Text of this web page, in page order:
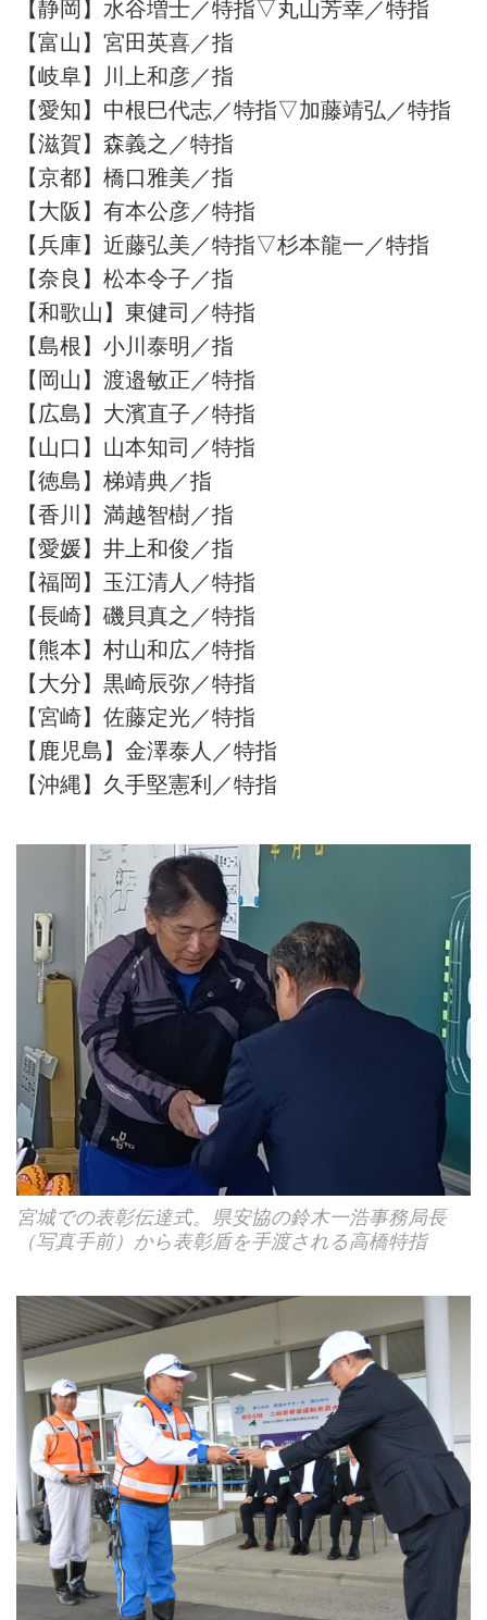
【静岡】水谷増士／特指▽丸山芳幸／特指
【富山】宮田英喜／指
【岐阜】川上和彦／指
【愛知】中根巳代志／特指▽加藤靖弘／特指
【滋賀】森義之／特指
【京都】橋口雅美／指
【大阪】有本公彦／特指
【兵庫】近藤弘美／特指▽杉本龍一／特指
【奈良】松本令子／指
【和歌山】東健司／特指
【島根】小川泰明／指
【岡山】渡邉敏正／特指
【広島】大濱直子／特指
【山口】山本知司／特指
【徳島】梯靖典／指
【香川】満越智樹／指
【愛媛】井上和俊／指
【福岡】玉江清人／特指
【長崎】磯貝真之／特指
【熊本】村山和広／特指
【大分】黒崎辰弥／特指
【宮崎】佐藤定光／特指
【鹿児島】金澤泰人／特指
【沖縄】久手堅憲利／特指
宮城での表彰伝達式。県安協の鈴木一浩事務局長
（写真手前）から表彰盾を手渡される高橋特指